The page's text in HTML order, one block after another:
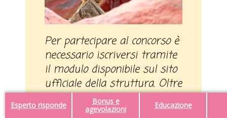
Esperto risponde
Bonus e
agevolazioni
Educazione
Per partecipare al concorso è
necessario iscriversi tramite
il modulo disponibile sul sito
ufficiale della struttura. Oltre
al divertimento, l’iniziativa
permette di scoprire oltre